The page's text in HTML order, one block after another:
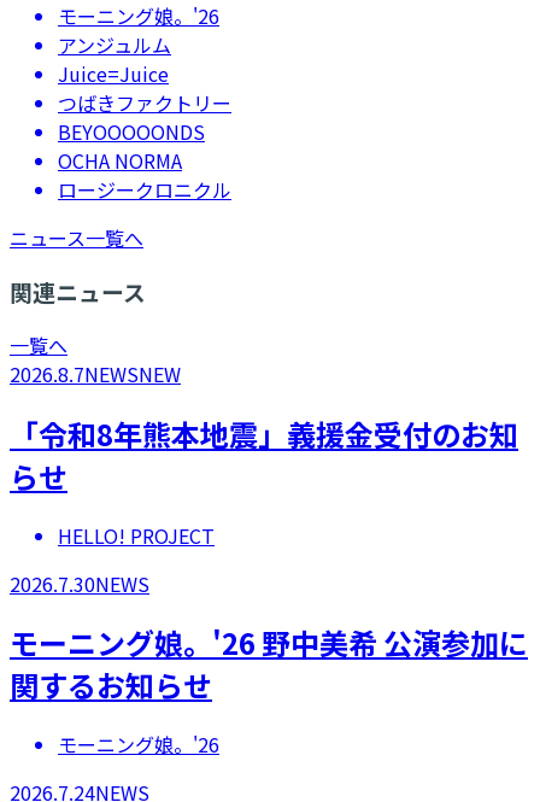
モーニング娘。'26
アンジュルム
Juice=Juice
つばきファクトリー
BEYOOOOONDS
OCHA NORMA
ロージークロニクル
ニュース一覧へ
関連ニュース
一覧へ
2026.8.7NEWSNEW
「令和8年熊本地震」義援金受付のお知
らせ
HELLO! PROJECT
2026.7.30NEWS
モーニング娘。'26 野中美希 公演参加に
関するお知らせ
モーニング娘。'26
2026.7.24NEWS